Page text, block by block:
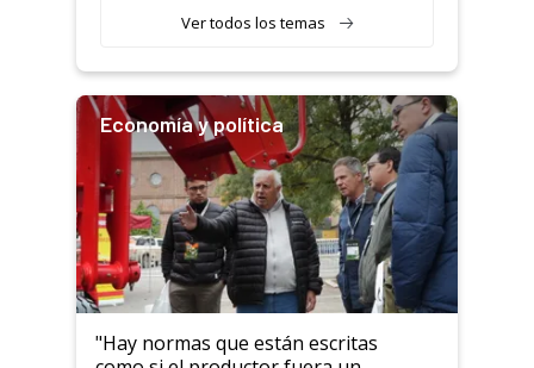
Ver todos los temas
Economía y política
"Hay normas que están escritas